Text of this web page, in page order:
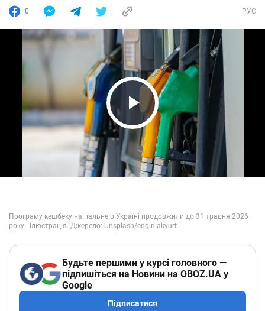
0 РУС
Play Video
Будьте першими у курсі головного —
підпишіться на Новини на OBOZ.UA у
Google
Підписатися